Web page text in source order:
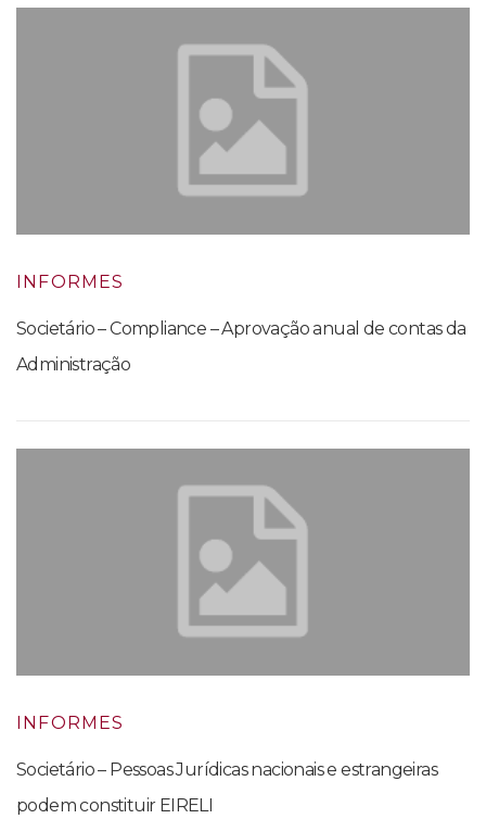
INFORMES
Societário – Compliance – Aprovação anual de contas da
Administração
INFORMES
Societário – Pessoas Jurídicas nacionais e estrangeiras
podem constituir EIRELI